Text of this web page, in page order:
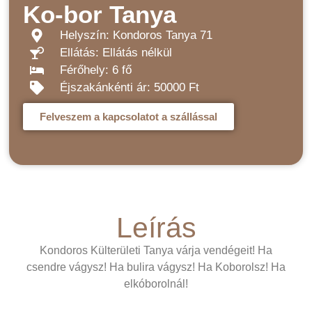
Ko-bor Tanya
Helyszín: Kondoros Tanya 71
Ellátás: Ellátás nélkül
Férőhely: 6 fő
Éjszakánkénti ár: 50000 Ft
Felveszem a kapcsolatot a szállással
Leírás
Kondoros Külterületi Tanya várja vendégeit! Ha
csendre vágysz! Ha bulira vágysz! Ha Koborolsz! Ha
elkóborolnál!